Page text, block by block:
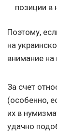
позиции в
Поэтому,
на
внимание
За счет
(особенно,
их в
удачно